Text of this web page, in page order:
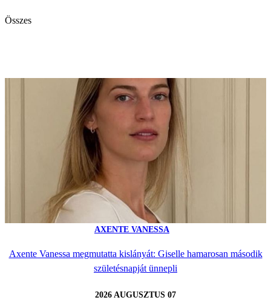
Összes
AXENTE VANESSA
Axente Vanessa megmutatta kislányát: Giselle hamarosan második
születésnapját ünnepli
2026 AUGUSZTUS 07